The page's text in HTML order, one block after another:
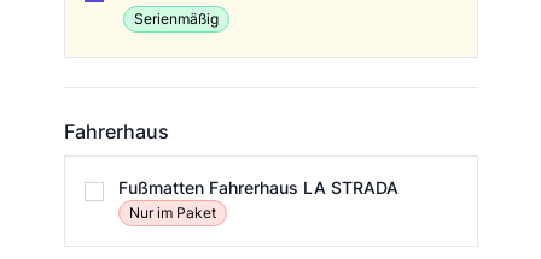
Serienmäßig
Fahrerhaus
Fußmatten Fahrerhaus LA STRADA
Nur im Paket